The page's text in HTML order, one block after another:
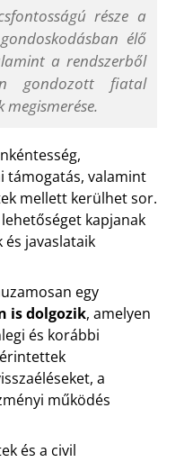
része a
élő
a rendszerből
gondozott fiatal
támogatás, valamint
mellett kerülhet sor.
kapjanak
javaslataik
egy
is dolgozik, amelyen
és korábbi
a
működés
és a civil